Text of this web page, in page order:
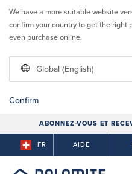
We have a more suitable website
confirm your country to get the right
even purchase online.
Global (English)
Confirm
ABONNEZ-VOUS ET
FR AIDE